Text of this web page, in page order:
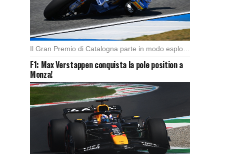
Il Gran Premio di Catalogna parte in modo esplosivo con un’ottima partenza di Alex Marquez, […]
F1: Max Verstappen conquista la pole position a
Monza!